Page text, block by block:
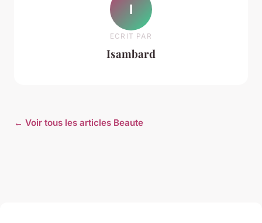
I
ECRIT PAR
Isambard
← Voir tous les articles Beaute